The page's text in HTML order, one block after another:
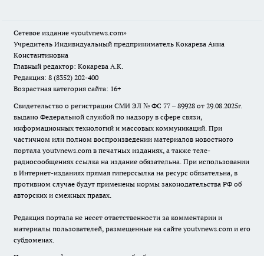
Сетевое издание «youtvnews.com»
Учредитель Индивидуальный предприниматель Кокарева Анна
Константиновна
Главный редактор: Кокарева А.К.
Редакция: 8 (8352) 202-400
Возрастная категория сайта: 16+
Свидетельство о регистрации СМИ ЭЛ № ФС 77 – 89928 от 29.08.2025г.
выдано Федеральной службой по надзору в сфере связи,
информационных технологий и массовых коммуникаций. При
частичном или полном воспроизведении материалов новостного
портала youtvnews.com в печатных изданиях, а также теле-
радиосообщениях ссылка на издание обязательна. При использовании
в Интернет-изданиях прямая гиперссылка на ресурс обязательна, в
противном случае будут применены нормы законодательства РФ об
авторских и смежных правах.
Редакция портала не несет ответственности за комментарии и
материалы пользователей, размещенные на сайте youtvnews.com и его
субдоменах.